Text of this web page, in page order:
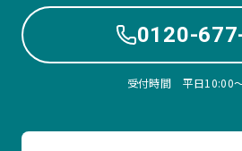
0120-
受付時間 平日10:00